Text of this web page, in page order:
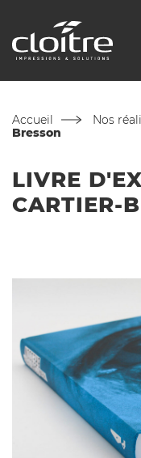
Accueil Nos
Bresson
LIVRE
CARTIER-